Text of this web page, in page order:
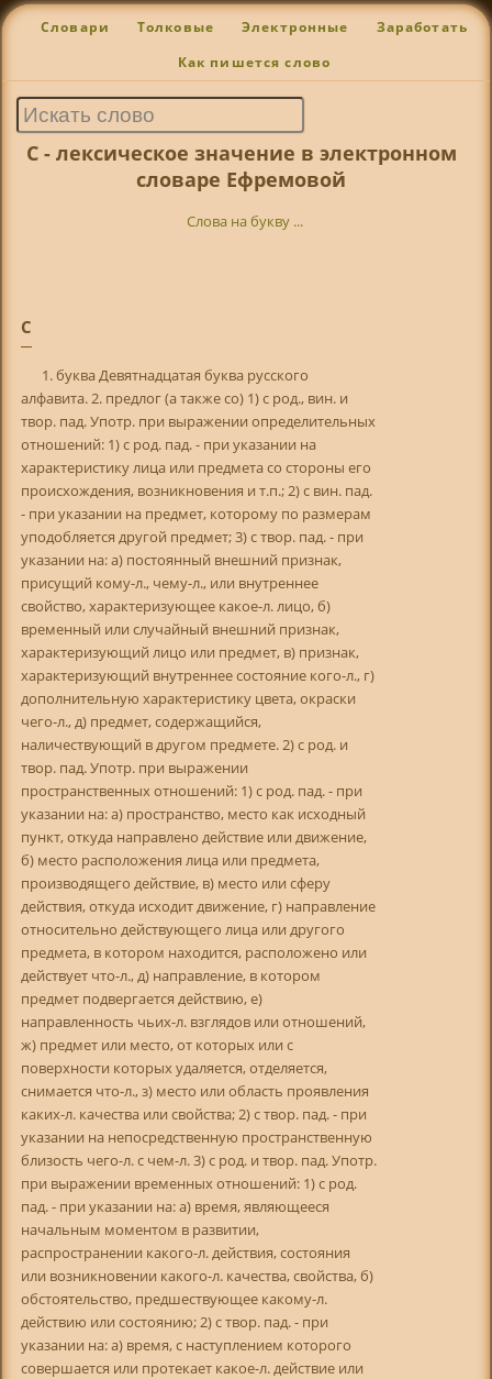
Словари Толковые Электронные Заработать
Как пишется слово
С - лексическое значение в электронном
словаре Ефремовой
Слова на букву ...
С
1. буква Девятнадцатая буква русского
алфавита. 2. предлог (а также со) 1) с род., вин. и
твор. пад. Употр. при выражении определительных
отношений: 1) с род. пад. - при указании на
характеристику лица или предмета со стороны его
происхождения, возникновения и т.п.; 2) с вин. пад.
- при указании на предмет, которому по размерам
уподобляется другой предмет; 3) с твор. пад. - при
указании на: а) постоянный внешний признак,
присущий кому-л., чему-л., или внутреннее
свойство, характеризующее какое-л. лицо, б)
временный или случайный внешний признак,
характеризующий лицо или предмет, в) признак,
характеризующий внутреннее состояние кого-л., г)
дополнительную характеристику цвета, окраски
чего-л., д) предмет, содержащийся,
наличествующий в другом предмете. 2) с род. и
твор. пад. Употр. при выражении
пространственных отношений: 1) с род. пад. - при
указании на: а) пространство, место как исходный
пункт, откуда направлено действие или движение,
б) место расположения лица или предмета,
производящего действие, в) место или сферу
действия, откуда исходит движение, г) направление
относительно действующего лица или другого
предмета, в котором находится, расположено или
действует что-л., д) направление, в котором
предмет подвергается действию, е)
направленность чьих-л. взглядов или отношений,
ж) предмет или место, от которых или с
поверхности которых удаляется, отделяется,
снимается что-л., з) место или область проявления
каких-л. качества или свойства; 2) с твор. пад. - при
указании на непосредственную пространственную
близость чего-л. с чем-л. 3) с род. и твор. пад. Употр.
при выражении временных отношений: 1) с род.
пад. - при указании на: а) время, являющееся
начальным моментом в развитии,
распространении какого-л. действия, состояния
или возникновении какого-л. качества, свойства, б)
обстоятельство, предшествующее какому-л.
действию или состоянию; 2) с твор. пад. - при
указании на: а) время, с наступлением которого
совершается или протекает какое-л. действие или